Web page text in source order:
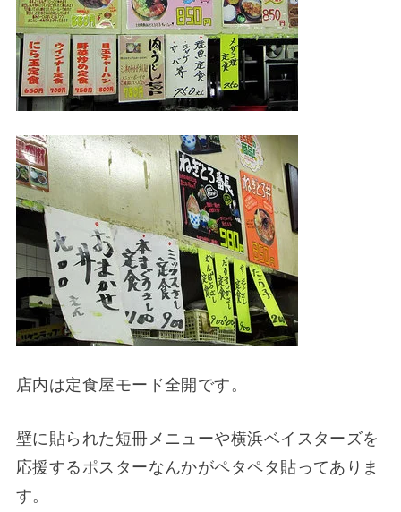
店内は定食屋モード全開です。
壁に貼られた短冊メニューや横浜ベイスターズを
応援するポスターなんかがペタペタ貼ってありま
す。